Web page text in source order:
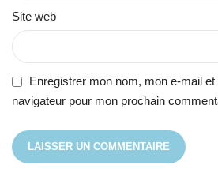
Site web
Enregistrer mon nom, mon e-mail
navigateur pour mon prochain